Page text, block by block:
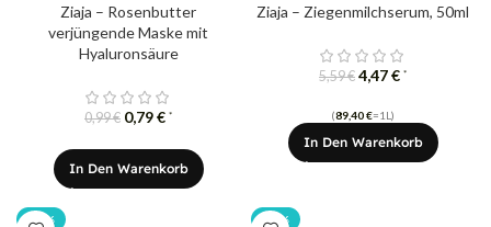
Ziaja – Rosenbutter
verjüngende Maske mit
Hyaluronsäure
0,99€ 0,79€ *
In Den Warenkorb
Ziaja – Ziegenmilchserum, 50ml
5,59€ 4,47€ *
(89,40€=1L)
In Den Warenkorb
-20% -20%